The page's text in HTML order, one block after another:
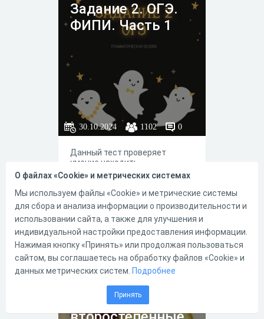
Задание 2. ОГЭ.
ФИПИ. Часть 1
30.10.2024 1102 0
Данный тест проверяет
умение находить
грамматическую основу в
предложениях
1 6
Тест по теме
"Главные и
О файлах «Cookie» и метрических системах
Мы используем файлы «Cookie» и метрические системы
для сбора и анализа информации о производительности и
использовании сайта, а также для улучшения и
индивидуальной настройки предоставления информации.
Нажимая кнопку «Принять» или продолжая пользоваться
сайтом, вы соглашаетесь на обработку файлов «Cookie» и
данных метрических систем. Подробнее
Принять